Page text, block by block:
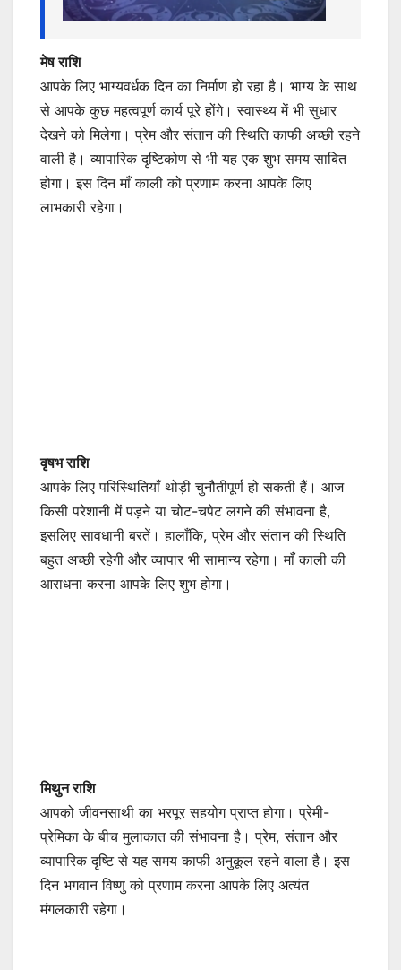
मेष राशि
आपके लिए भाग्यवर्धक दिन का निर्माण हो रहा है। भाग्य के साथ
से आपके कुछ महत्वपूर्ण कार्य पूरे होंगे। स्वास्थ्य में भी सुधार
देखने को मिलेगा। प्रेम और संतान की स्थिति काफी अच्छी रहने
वाली है। व्यापारिक दृष्टिकोण से भी यह एक शुभ समय साबित
होगा। इस दिन माँ काली को प्रणाम करना आपके लिए
लाभकारी रहेगा।
वृषभ राशि
आपके लिए परिस्थितियाँ थोड़ी चुनौतीपूर्ण हो सकती हैं। आज
किसी परेशानी में पड़ने या चोट-चपेट लगने की संभावना है,
इसलिए सावधानी बरतें। हालाँकि, प्रेम और संतान की स्थिति
बहुत अच्छी रहेगी और व्यापार भी सामान्य रहेगा। माँ काली की
आराधना करना आपके लिए शुभ होगा।
मिथुन राशि
आपको जीवनसाथी का भरपूर सहयोग प्राप्त होगा। प्रेमी-
प्रेमिका के बीच मुलाकात की संभावना है। प्रेम, संतान और
व्यापारिक दृष्टि से यह समय काफी अनुकूल रहने वाला है। इस
दिन भगवान विष्णु को प्रणाम करना आपके लिए अत्यंत
मंगलकारी रहेगा।